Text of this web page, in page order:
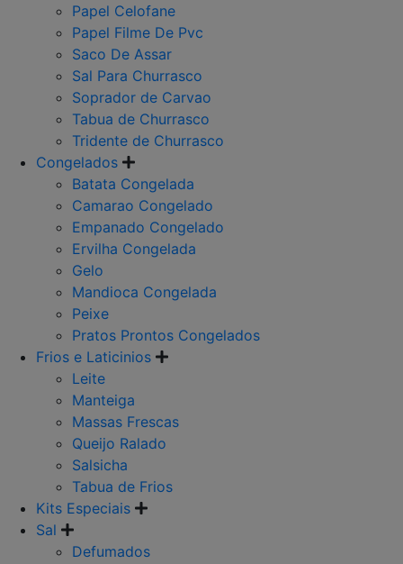
Papel Celofane
Papel Filme De Pvc
Saco De Assar
Sal Para Churrasco
Soprador de Carvao
Tabua de Churrasco
Tridente de Churrasco
Congelados
Batata Congelada
Camarao Congelado
Empanado Congelado
Ervilha Congelada
Gelo
Mandioca Congelada
Peixe
Pratos Prontos Congelados
Frios e Laticinios
Leite
Manteiga
Massas Frescas
Queijo Ralado
Salsicha
Tabua de Frios
Kits Especiais
Sal
Defumados